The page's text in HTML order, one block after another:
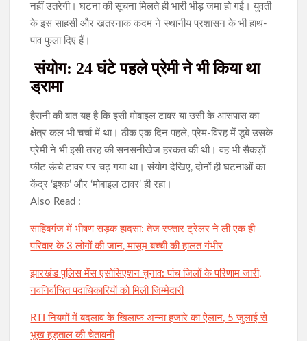
नहीं उतरेगी। घटना की सूचना मिलते ही भारी भीड़ जमा हो गई। युवती
के इस साहसी और खतरनाक कदम ने स्थानीय प्रशासन के भी हाथ-
पांव फुला दिए हैं।
संयोग: 24 घंटे पहले प्रेमी ने भी किया था
ड्रामा
हैरानी की बात यह है कि इसी मोबाइल टावर या उसी के आसपास का
क्षेत्र कल भी चर्चा में था। ठीक एक दिन पहले, प्रेम-विरह में डूबे उसके
प्रेमी ने भी इसी तरह की सनसनीखेज हरकत की थी। वह भी सैकड़ों
फीट ऊंचे टावर पर चढ़ गया था। संयोग देखिए, दोनों ही घटनाओं का
केंद्र ‘इश्क’ और ‘मोबाइल टावर’ ही रहा।
Also Read :
साहिबगंज में भीषण सड़क हादसा: तेज रफ्तार ट्रेलर ने ली एक ही
परिवार के 3 लोगों की जान, मासूम बच्ची की हालत गंभीर
झारखंड पुलिस मेंस एसोसिएशन चुनाव: पांच जिलों के परिणाम जारी,
नवनिर्वाचित पदाधिकारियों को मिली जिम्मेदारी
RTI नियमों में बदलाव के खिलाफ अन्ना हजारे का ऐलान, 5 जुलाई से
भूख हड़ताल की चेतावनी